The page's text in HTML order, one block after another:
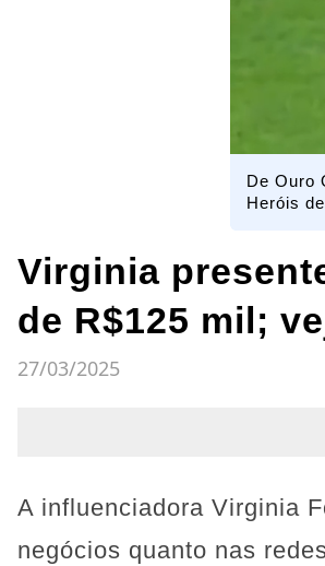
De Ouro
Heróis
Virginia
de R$125 mil;
27/03/2025
A influenciadora Virginia
negócios quanto nas